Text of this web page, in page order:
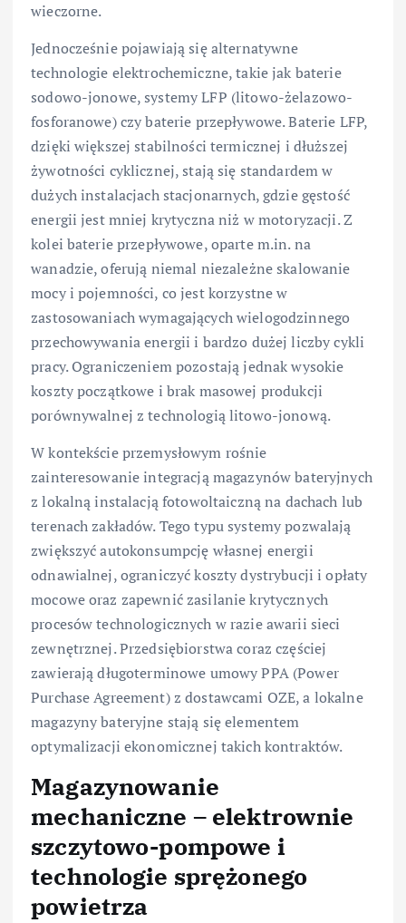
wieczorne.
Jednocześnie pojawiają się alternatywne
technologie elektrochemiczne, takie jak baterie
sodowo-jonowe, systemy LFP (litowo-żelazowo-
fosforanowe) czy baterie przepływowe. Baterie LFP,
dzięki większej stabilności termicznej i dłuższej
żywotności cyklicznej, stają się standardem w
dużych instalacjach stacjonarnych, gdzie gęstość
energii jest mniej krytyczna niż w motoryzacji. Z
kolei baterie przepływowe, oparte m.in. na
wanadzie, oferują niemal niezależne skalowanie
mocy i pojemności, co jest korzystne w
zastosowaniach wymagających wielogodzinnego
przechowywania energii i bardzo dużej liczby cykli
pracy. Ograniczeniem pozostają jednak wysokie
koszty początkowe i brak masowej produkcji
porównywalnej z technologią litowo-jonową.
W kontekście przemysłowym rośnie
zainteresowanie integracją magazynów bateryjnych
z lokalną instalacją fotowoltaiczną na dachach lub
terenach zakładów. Tego typu systemy pozwalają
zwiększyć autokonsumpcję własnej energii
odnawialnej, ograniczyć koszty dystrybucji i opłaty
mocowe oraz zapewnić zasilanie krytycznych
procesów technologicznych w razie awarii sieci
zewnętrznej. Przedsiębiorstwa coraz częściej
zawierają długoterminowe umowy PPA (Power
Purchase Agreement) z dostawcami OZE, a lokalne
magazyny bateryjne stają się elementem
optymalizacji ekonomicznej takich kontraktów.
Magazynowanie
mechaniczne – elektrownie
szczytowo-pompowe i
technologie sprężonego
powietrza